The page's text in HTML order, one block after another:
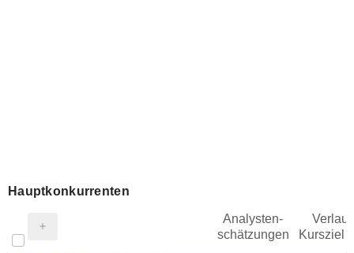
Hauptkonkurrenten
Analysten-
schätzungen
Verlauf
Kursziel